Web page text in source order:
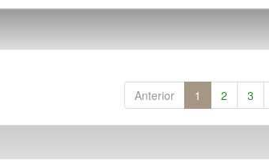
Anterior 1 2 3